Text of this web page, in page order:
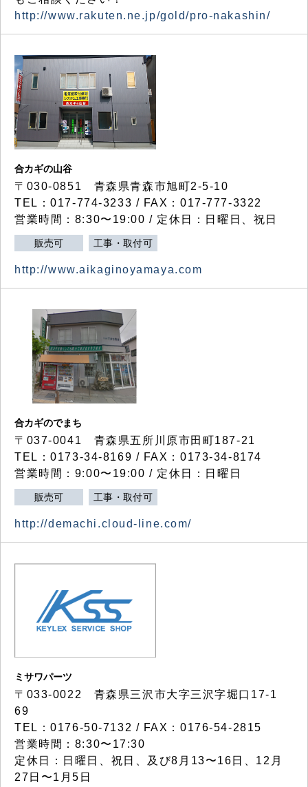
http://www.rakuten.ne.jp/gold/pro-nakashin/
合カギの山谷
〒030-0851 青森県青森市旭町2-5-10
TEL：017-774-3233 / FAX：017-777-3322
営業時間：8:30〜19:00 / 定休日：日曜日、祝日
販売可 工事・取付可
http://www.aikaginoyamaya.com
合カギのでまち
〒037-0041 青森県五所川原市田町187-21
TEL：0173-34-8169 / FAX：0173-34-8174
営業時間：9:00〜19:00 / 定休日：日曜日
販売可 工事・取付可
http://demachi.cloud-line.com/
ミサワパーツ
〒033-0022 青森県三沢市大字三沢字堀口17-1
69
TEL：0176-50-7132 / FAX：0176-54-2815
営業時間：8:30〜17:30
定休日：日曜日、祝日、及び8月13〜16日、12月
27日〜1月5日